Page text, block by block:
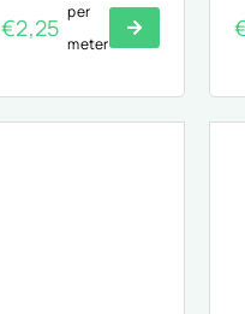
€2,25
per
meter